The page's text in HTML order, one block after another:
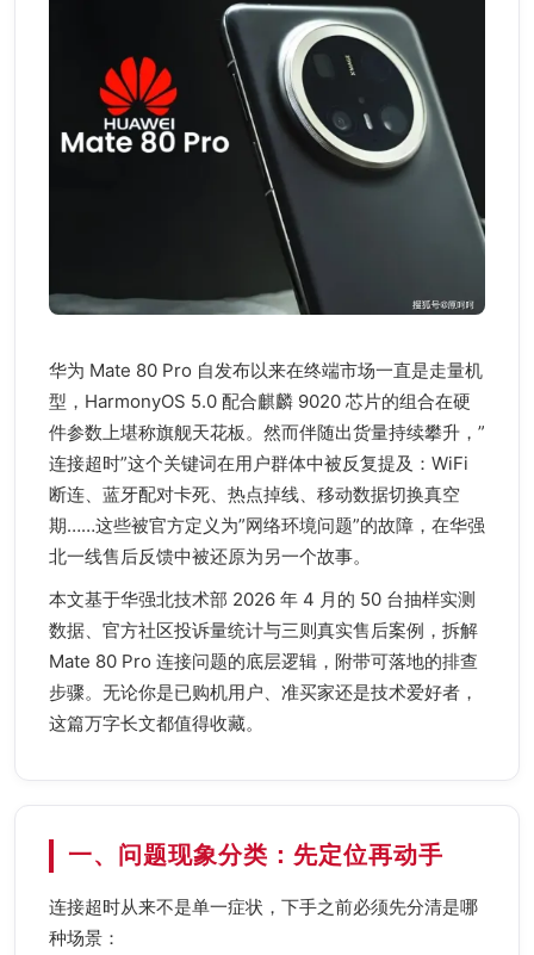
华为 Mate 80 Pro 自发布以来在终端市场一直是走量机
型，HarmonyOS 5.0 配合麒麟 9020 芯片的组合在硬
件参数上堪称旗舰天花板。然而伴随出货量持续攀升，”
连接超时”这个关键词在用户群体中被反复提及：WiFi
断连、蓝牙配对卡死、热点掉线、移动数据切换真空
期……这些被官方定义为”网络环境问题”的故障，在华强
北一线售后反馈中被还原为另一个故事。
本文基于华强北技术部 2026 年 4 月的 50 台抽样实测
数据、官方社区投诉量统计与三则真实售后案例，拆解
Mate 80 Pro 连接问题的底层逻辑，附带可落地的排查
步骤。无论你是已购机用户、准买家还是技术爱好者，
这篇万字长文都值得收藏。
一、问题现象分类：先定位再动手
连接超时从来不是单一症状，下手之前必须先分清是哪
种场景：